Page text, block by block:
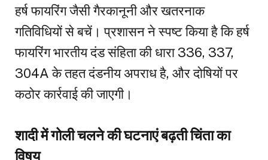
हर्ष फायरिंग जैसी गैरकानूनी और खतरनाक
गतिविधियों से बचें। प्रशासन ने स्पष्ट किया है कि हर्ष
फायरिंग भारतीय दंड संहिता की धारा 336, 337,
304A के तहत दंडनीय अपराध है, और दोषियों पर
कठोर कार्रवाई की जाएगी।
शादी में गोली चलने की घटनाएं बढ़ती चिंता का
विषय